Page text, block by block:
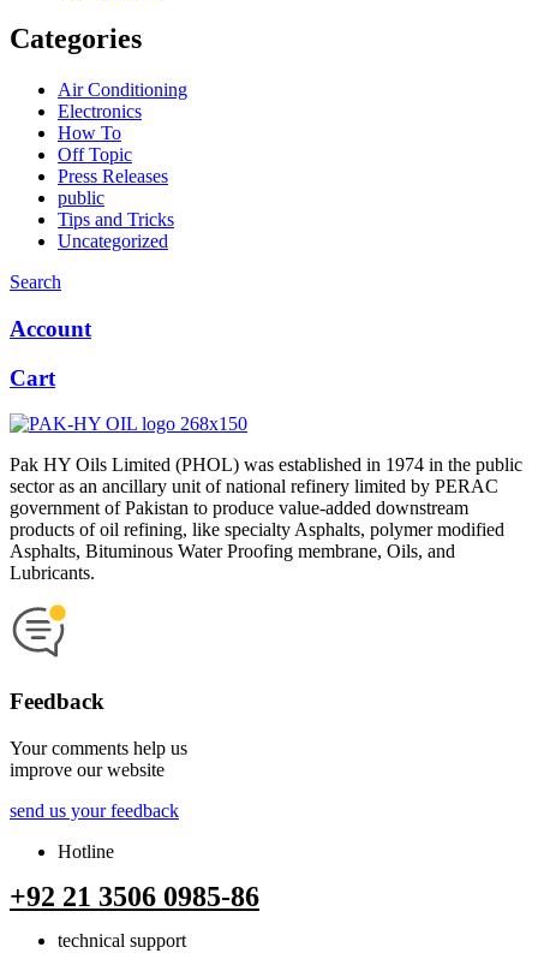
Categories
Air Conditioning
Electronics
How To
Off Topic
Press Releases
public
Tips and Tricks
Uncategorized
Search
Account
Cart
Pak HY Oils Limited (PHOL) was established in 1974 in the public
sector as an ancillary unit of national refinery limited by PERAC
government of Pakistan to produce value-added downstream
products of oil refining, like specialty Asphalts, polymer modified
Asphalts, Bituminous Water Proofing membrane, Oils, and
Lubricants.
Feedback
Your comments help us
improve our website
send us your feedback
Hotline
+92 21 3506 0985-86
technical support